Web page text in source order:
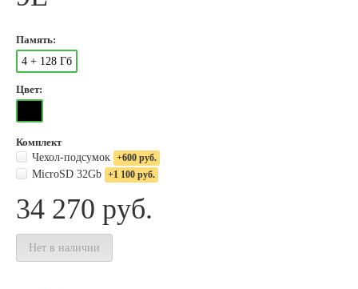
Память:
4 + 128 Гб
Цвет:
Комплект
Чехол-подсумок +600 руб.
MicroSD 32Gb +1 100 руб.
34 270 руб.
Нет в наличии